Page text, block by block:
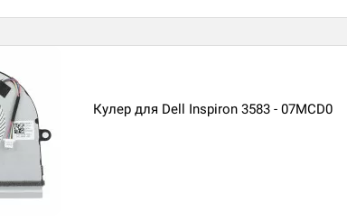
Кулер для Dell Inspiron 3583 - 07MCD0